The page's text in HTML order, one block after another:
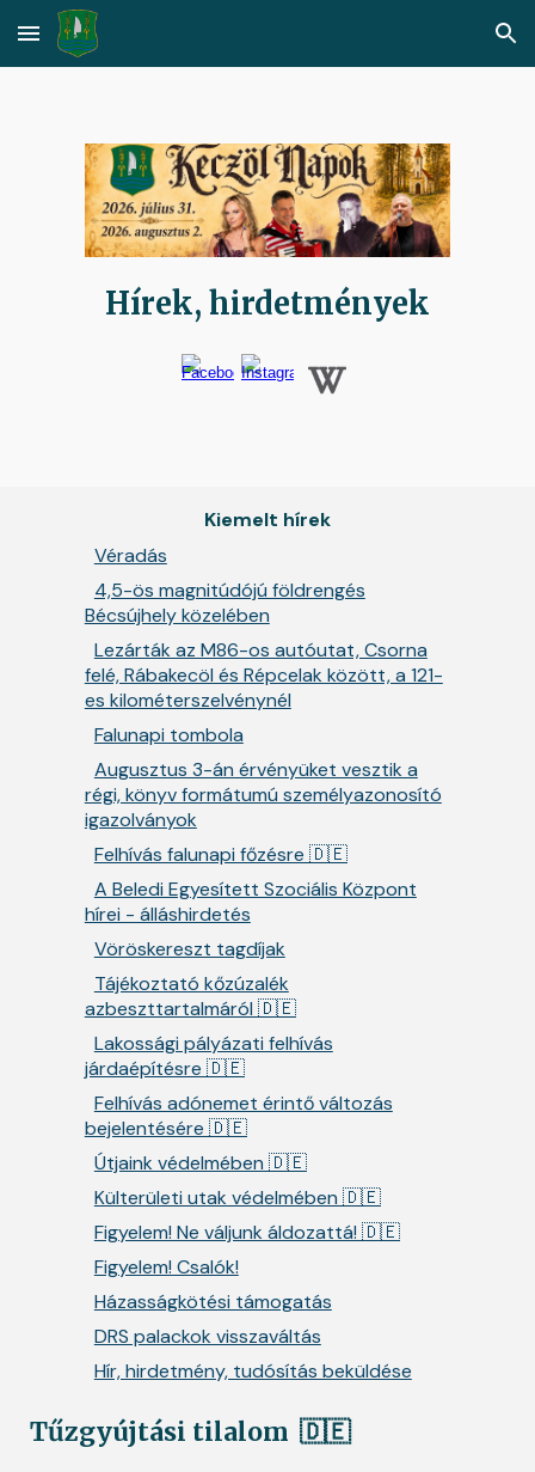
Skip to main content Skip to navigation
Hírek, hirdetmények
Kiemelt hírek
Véradás
4,5-ös magnitúdójú földrengés
Bécsújhely közelében
Lezárták az M86-os autóutat, Csorna
felé, Rábakecöl és Répcelak között, a 121-
es kilométerszelvénynél
Falunapi tombola
Augusztus 3-án érvényüket vesztik a
régi, könyv formátumú személyazonosító
igazolványok
Felhívás falunapi főzésre 🇩🇪
A Beledi Egyesített Szociális Központ
hírei - álláshirdetés
Vöröskereszt tagdíjak
Tájékoztató kőzúzalék
azbeszttartalmáról 🇩🇪
Lakossági pályázati felhívás
járdaépítésre 🇩🇪
Felhívás adónemet érintő változás
bejelentésére 🇩🇪
Útjaink védelmében 🇩🇪
Külterületi utak védelmében 🇩🇪
Figyelem! Ne váljunk áldozattá! 🇩🇪
Figyelem! Csalók!
Házasságkötési támogatás
DRS palackok visszaváltás
Hír, hirdetmény, tudósítás beküldése
Tűzgyújtási tilalom 🇩🇪